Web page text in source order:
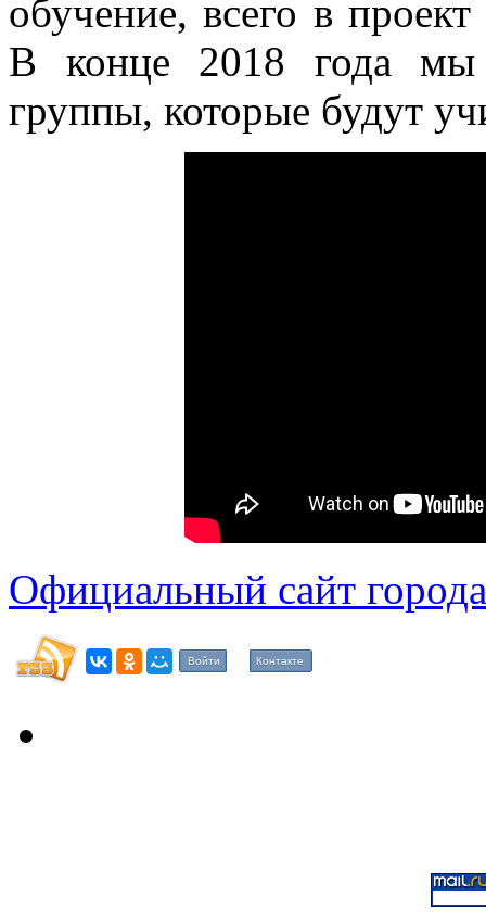
обучение, всего в
В конце 2018 года мы
группы, которые будут
Официальный сайт
Войти Контакте